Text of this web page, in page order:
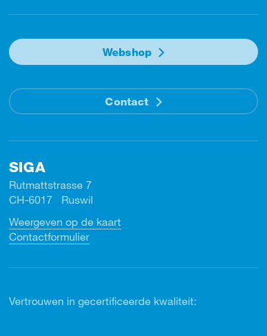
Webshop
Contact
SIGA
Rutmattstrasse 7
CH-6017 Ruswil
Weergeven op de kaart
Contactformulier
Vertrouwen in gecertificeerde kwaliteit: